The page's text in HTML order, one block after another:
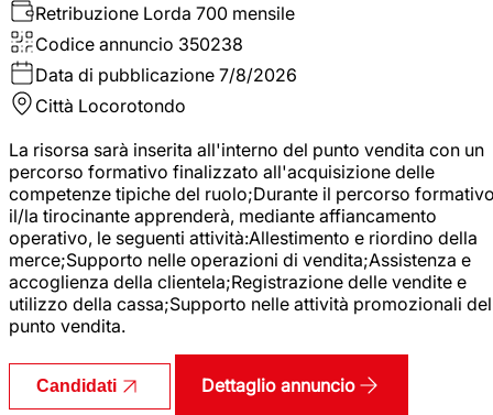
Retribuzione Lorda 700 mensile
Codice annuncio 350238
Data di pubblicazione 7/8/2026
Città Locorotondo
La risorsa sarà inserita all'interno del punto vendita con un
percorso formativo finalizzato all'acquisizione delle
competenze tipiche del ruolo;Durante il percorso
il/la tirocinante apprenderà, mediante affiancamento
operativo, le seguenti attività:Allestimento e riordino della
merce;Supporto nelle operazioni di vendita;Assistenza e
accoglienza della clientela;Registrazione delle vendite e
utilizzo della cassa;Supporto nelle attività promozionali del
punto vendita.
Candidati Dettaglio annuncio